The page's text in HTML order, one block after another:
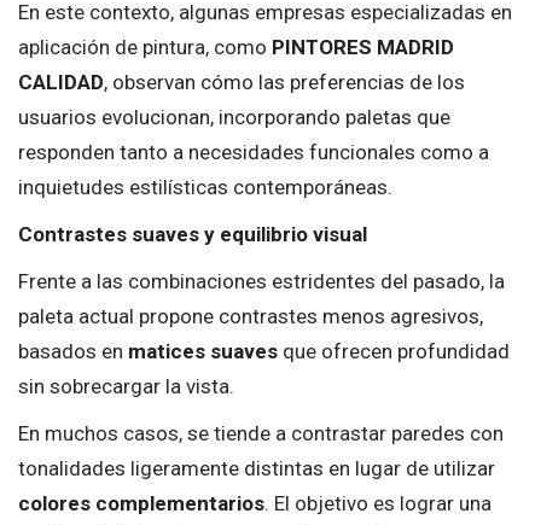
En este contexto, algunas empresas especializadas en
aplicación de pintura, como PINTORES MADRID
CALIDAD, observan cómo las preferencias de los
usuarios evolucionan, incorporando paletas que
responden tanto a necesidades funcionales como a
inquietudes estilísticas contemporáneas.
Contrastes suaves y equilibrio visual
Frente a las combinaciones estridentes del pasado, la
paleta actual propone contrastes menos agresivos,
basados en matices suaves que ofrecen profundidad
sin sobrecargar la vista.
En muchos casos, se tiende a contrastar paredes con
tonalidades ligeramente distintas en lugar de utilizar
colores complementarios. El objetivo es lograr una